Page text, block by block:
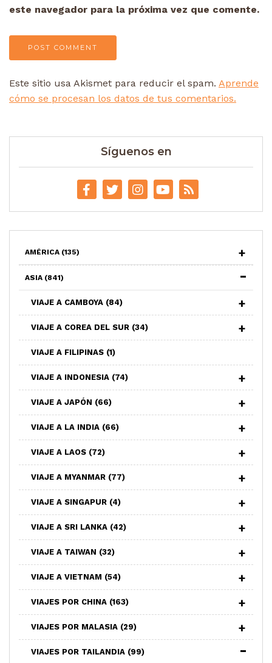
este navegador para la próxima vez que comente.
Este sitio usa Akismet para reducir el spam. Aprende
cómo se procesan los datos de tus comentarios.
Síguenos en
AMÉRICA (135)
ASIA (841)
VIAJE A CAMBOYA (84)
VIAJE A COREA DEL SUR (34)
VIAJE A FILIPINAS (1)
VIAJE A INDONESIA (74)
VIAJE A JAPÓN (66)
VIAJE A LA INDIA (66)
VIAJE A LAOS (72)
VIAJE A MYANMAR (77)
VIAJE A SINGAPUR (4)
VIAJE A SRI LANKA (42)
VIAJE A TAIWAN (32)
VIAJE A VIETNAM (54)
VIAJES POR CHINA (163)
VIAJES POR MALASIA (29)
VIAJES POR TAILANDIA (99)